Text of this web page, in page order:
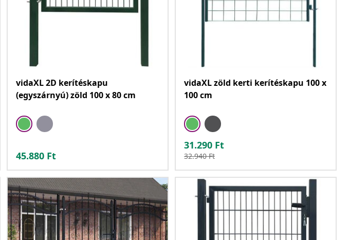
vidaXL 2D kerítéskapu
(egyszárnyú) zöld 100 x 80 cm
45.880 Ft
vidaXL zöld kerti kerítéskapu 100 x
100 cm
31.290 Ft
32.940 Ft